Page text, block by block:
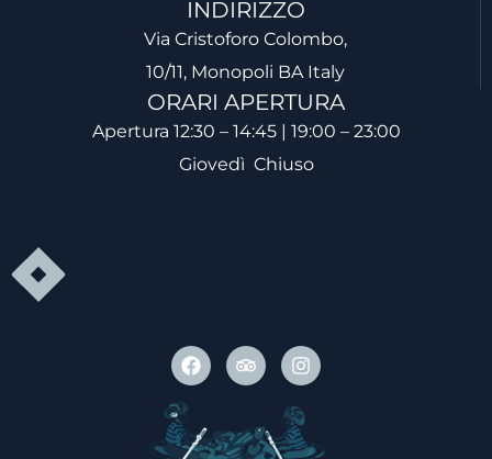
INDIRIZZO
Via Cristoforo Colombo,
10/11, Monopoli BA Italy
ORARI APERTURA
Apertura 12:30 – 14:45 | 19:00 – 23:00
Giovedì Chiuso